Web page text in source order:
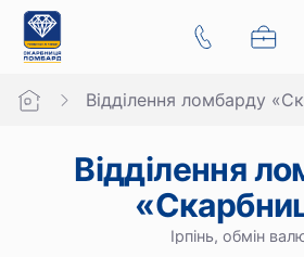
Відділення ломбарду
Відділення
Ірпінь, обмін